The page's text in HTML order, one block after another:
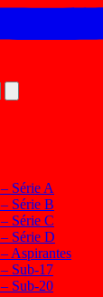
Série A
Série B
Série C
Série D
Aspirantes
Sub-17
Sub-20